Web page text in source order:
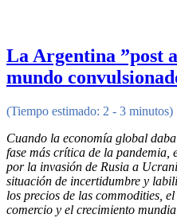
La Argentina ”post
mundo
(Tiempo estimado: 2 - 3 minutos)
Cuando la economía global
fase más crítica de la pandemia,
por la invasión de Rusia a
situación de incertidumbre y
los precios de las commodities,
comercio y el crecimiento